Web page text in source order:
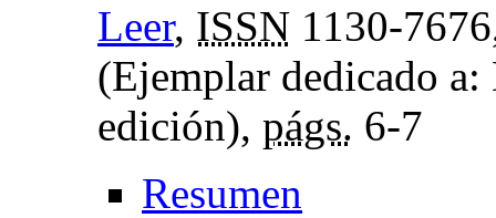
Leer, ISSN 1130-
(Ejemplar dedicado a:
edición), págs. 6-7
Resumen